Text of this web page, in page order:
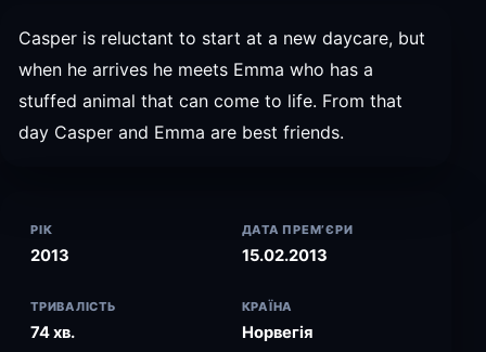
Casper is reluctant to start at a new daycare, but
when he arrives he meets Emma who has a
stuffed animal that can come to life. From that
day Casper and Emma are best friends.
РІК
2013
ДАТА ПРЕМ’ЄРИ
15.02.2013
ТРИВАЛІСТЬ
74 хв.
КРАЇНА
Норвегія